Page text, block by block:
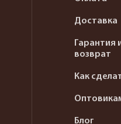
Доставка
Гарантия
возврат
Как
Блог